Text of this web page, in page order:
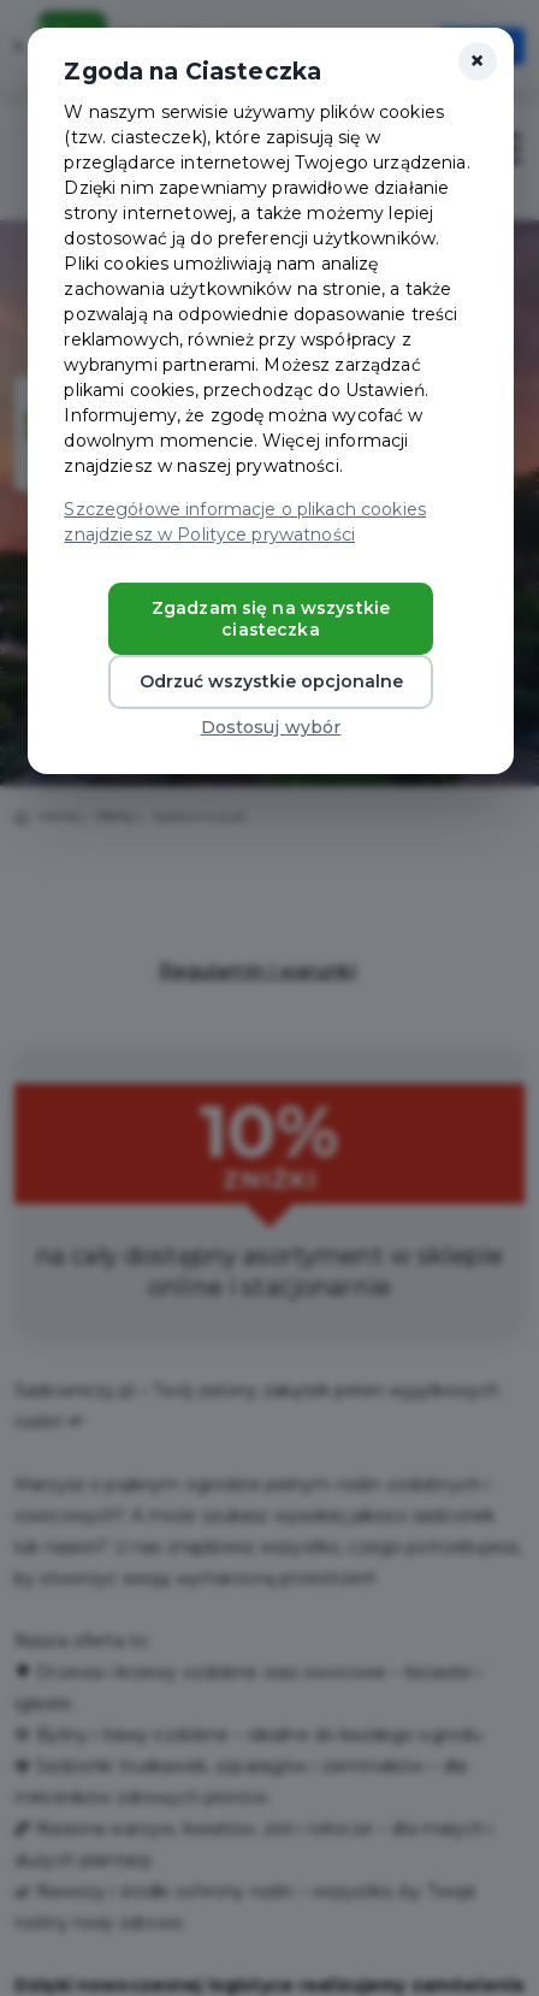
Szybciej, wygodniej, zawsze pod ręką
Otwórz
Zaloguj
Regulamin i warunki
10%
ZNIŻKI
na cały dostępny asortyment w sklepie
online i stacjonarnie
Sadowniczy.pl – Twój zielony zakątek pełen wyjątkowych
Marzysz o pięknym ogrodzie pełnym roślin ozdobnych i
owocowych? A może szukasz wysokiej jakości sadzonek
lub nasion? U nas znajdziesz wszystko, czego potrzebujesz,
by stworzyć swoją wymarzoną przestrzeń!
Nasza oferta to:
🌳 Drzewa i krzewy ozdobne oraz owocowe – liściaste i
iglaste.
🌸 Byliny i trawy ozdobne – idealne do każdego ogrodu.
🍓 Sadzonki truskawek, szparagów i ziemniaków – dla
miłośników zdrowych plonów.
🌾 Nasiona warzyw, kwiatów, ziół i rolnicze – dla małych i
dużych plantacji.
🌿 Nawozy i środki ochrony roślin – wszystko, by Twoje
Dzięki nowoczesnej logistyce realizujemy zamówienia
×
Zgoda na Ciasteczka
W naszym serwisie używamy plików cookies
(tzw. ciasteczek), które zapisują się w
przeglądarce internetowej Twojego urządzenia.
Dzięki nim zapewniamy prawidłowe działanie
strony internetowej, a także możemy lepiej
dostosować ją do preferencji użytkowników.
Pliki cookies umożliwiają nam analizę
zachowania użytkowników na stronie, a także
pozwalają na odpowiednie dopasowanie treści
reklamowych, również przy współpracy z
wybranymi partnerami. Możesz zarządzać
plikami cookies, przechodząc do Ustawień.
Informujemy, że zgodę można wycofać w
dowolnym momencie. Więcej informacji
znajdziesz w naszej prywatności.
Szczegółowe informacje o plikach cookies
znajdziesz w Polityce prywatności
Zgadzam się na wszystkie
ciasteczka
Odrzuć wszystkie opcjonalne
Dostosuj wybór